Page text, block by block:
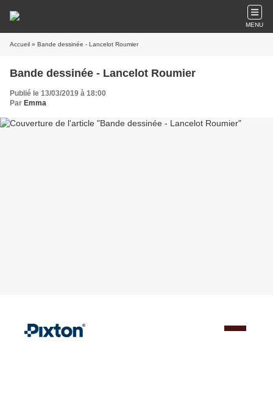
MENU
Accueil » Bande dessinée - Lancelot Roumier
Bande dessinée - Lancelot Roumier
Publié le 13/03/2019 à 18:00
Par Emma